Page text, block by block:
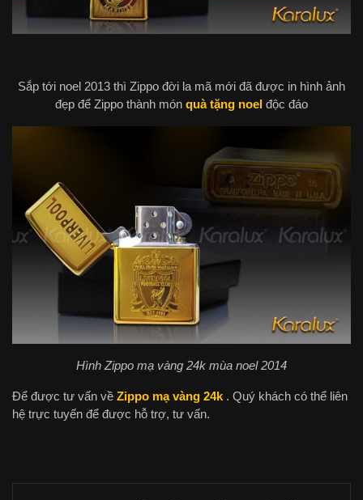
Sắp tới noel 2013 thì Zippo đời la mã mới đã được in hình ảnh
đẹp để Zippo thành món quà tặng noel độc đáo
Hình Zippo mạ vàng 24k mùa noel 2014
Để được tư vấn về Zippo mạ vàng 24k . Quý khách có thể liên
hệ trực tuyến để được hỗ trợ, tư vấn.